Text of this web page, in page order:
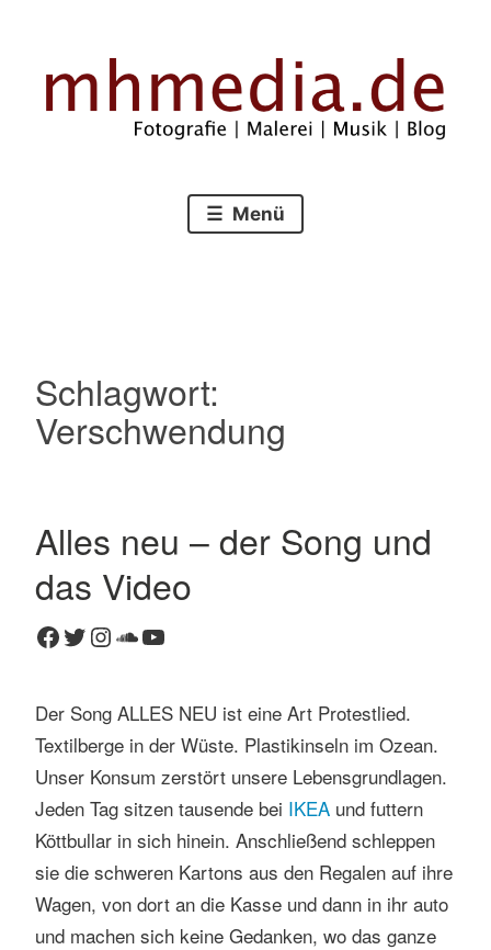
springen
mhmedia.de
Menü
Schlagwort:
Verschwendung
Alles neu – der Song und
das Video
Facebook
Twitter
Instagram
SoundCloud
YouTube
Der Song ALLES NEU ist eine Art Protestlied.
Textilberge in der Wüste. Plastikinseln im Ozean.
Unser Konsum zerstört unsere Lebensgrundlagen.
Jeden Tag sitzen tausende bei IKEAund futtern
Köttbullar in sich hinein. Anschließend schleppen
sie die schweren Kartons aus den Regalen auf ihre
Wagen, von dort an die Kasse und dann in ihr auto
und machen sich keine Gedanken, wo das ganze
K
t
a
r
n
t
e